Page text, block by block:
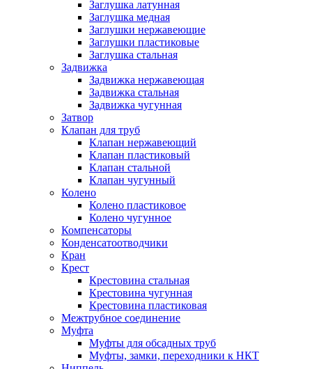
Заглушка латунная
Заглушка медная
Заглушки нержавеющие
Заглушки пластиковые
Заглушка стальная
Задвижка
Задвижка нержавеющая
Задвижка стальная
Задвижка чугунная
Затвор
Клапан для труб
Клапан нержавеющий
Клапан пластиковый
Клапан стальной
Клапан чугунный
Колено
Колено пластиковое
Колено чугунное
Компенсаторы
Конденсатоотводчики
Кран
Крест
Крестовина стальная
Крестовина чугунная
Крестовина пластиковая
Межтрубное соединение
Муфта
Муфты для обсадных труб
Муфты, замки, переходники к НКТ